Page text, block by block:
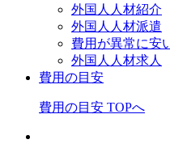
外国人人材紹介
外国人人材派遣
費用が異常に安
外国人人材求人
費用の目安
費用の目安 TOPへ